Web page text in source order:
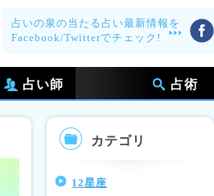
占いの泉の当たる占い最新情報を
Facebook/Twitterでチェック!
占い師 占術
カテゴリ
12星座